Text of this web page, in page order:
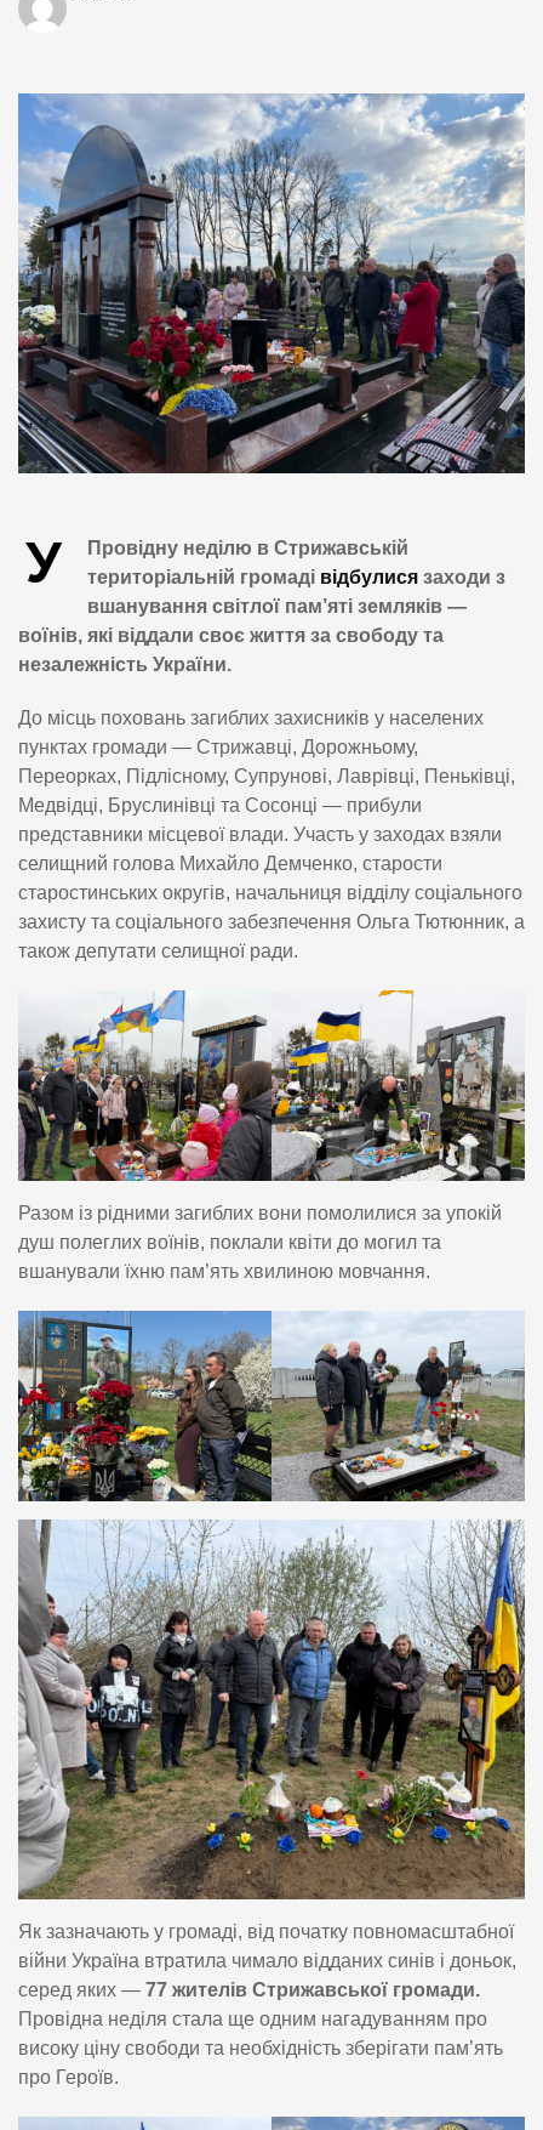
У
Провідну неділю в Стрижавській
територіальній громаді відбулися заходи з
вшанування світлої пам’яті земляків —
воїнів, які віддали своє життя за свободу та
незалежність України.
До місць поховань загиблих захисників у населених
пунктах громади — Стрижавці, Дорожньому,
Переорках, Підлісному, Супрунові, Лаврівці, Пеньківці,
Медвідці, Бруслинівці та Сосонці — прибули
представники місцевої влади. Участь у заходах взяли
селищний голова Михайло Демченко, старости
старостинських округів, начальниця відділу соціального
захисту та соціального забезпечення Ольга Тютюнник, а
також депутати селищної ради.
Разом із рідними загиблих вони помолилися за упокій
душ полеглих воїнів, поклали квіти до могил та
вшанували їхню пам’ять хвилиною мовчання.
Як зазначають у громаді, від початку повномасштабної
війни Україна втратила чимало відданих синів і доньок,
серед яких — 77 жителів Стрижавської громади.
Провідна неділя стала ще одним нагадуванням про
високу ціну свободи та необхідність зберігати пам’ять
про Героїв.